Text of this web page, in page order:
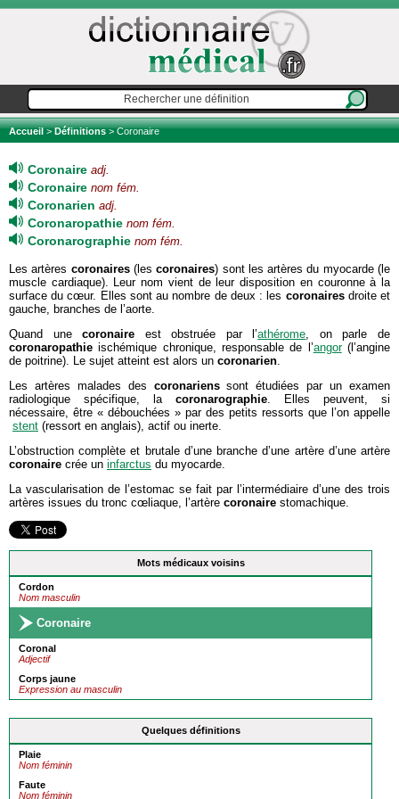
Accueil>Définitions> Coronaire
Mots médicaux voisins
Cordon
Nom masculin
Coronaire
Coronal
Adjectif
Corps jaune
Expression au masculin
Quelques définitions
Plaie
Nom féminin
Faute
Nom féminin
Coronaire adj.
Coronaire nom fém.
Coronarien adj.
Coronaropathie nom fém.
Coronarographie nom fém.
Les artères coronaires(lescoronaires) sont les artères du myocarde (le
muscle cardiaque). Leur nom vient de leur disposition en couronne à la
surface du cœur. Elles sont au nombre de deux : les coronairesdroite et
gauche, branches de l’aorte.
Quand unecoronaire est obstruée par l’athérome, on parle de
coronaropathie ischémique chronique, responsable de l’angor(l’angine
de poitrine). Le sujet atteint est alors un coronarien.
Les artères malades des coronarienssont étudiées par un examen
radiologique spécifique, la coronarographie. Elles peuvent, si
nécessaire, être « débouchées » par des petits ressorts que l’on appelle
stent (ressort en anglais), actif ou inerte.
L’obstruction complète et brutale d’une branche d’une artère d’une artère
coronaire crée un infarctus du myocarde.
La vascularisation de l’estomac se fait par l’intermédiaire d’une des trois
artères issues du tronc cœliaque, l’artère coronaire stomachique.